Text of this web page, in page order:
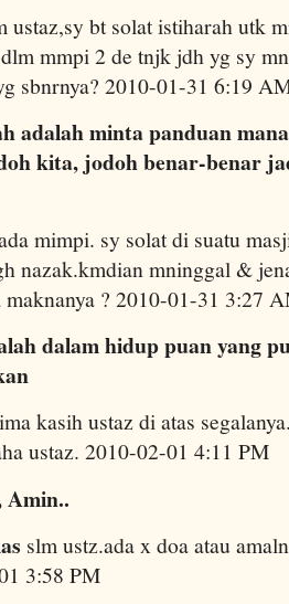
ustaz,sy bt solat istiharah utk
mmpi 2 de tnjk jdh yg sy
sbnrnya? 2010-01-31 6:19
adalah minta panduan
kita, jodoh benar-benar
mimpi. sy solat di suatu
nazak.kmdian mninggal &
maknanya ? 2010-01-31 3:27
dalam hidup puan yang
kasih ustaz di atas
ustaz. 2010-02-01 4:11 PM
Amin..
slm ustz.ada x doa atau
3:58 PM